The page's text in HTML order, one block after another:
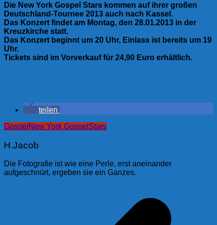
Die New York Gospel Stars kommen auf ihrer großen
Deutschland-Tournee 2013 auch nach Kassel.
Das Konzert findet am Montag, den 28.01.2013 in der
Kreuzkirche statt.
Das Konzert beginnt um 20 Uhr, Einlass ist bereits um 19
Uhr.
Tickets sind im Vorverkauf für 24,90 Euro erhältlich.
teilen
Gospel New York Gospel Stars
H.Jacob
Die Fotografie ist wie eine Perle, erst aneinander
aufgeschnürt, ergeben sie ein Ganzes.